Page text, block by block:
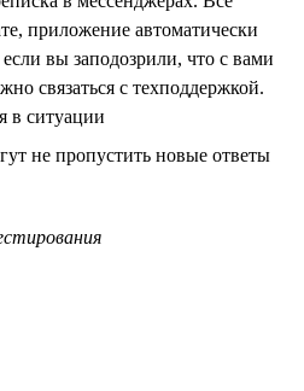
приложение автоматически
вы заподозрили, что с вами
связаться с техподдержкой.
в ситуации
не пропустить новые ответы